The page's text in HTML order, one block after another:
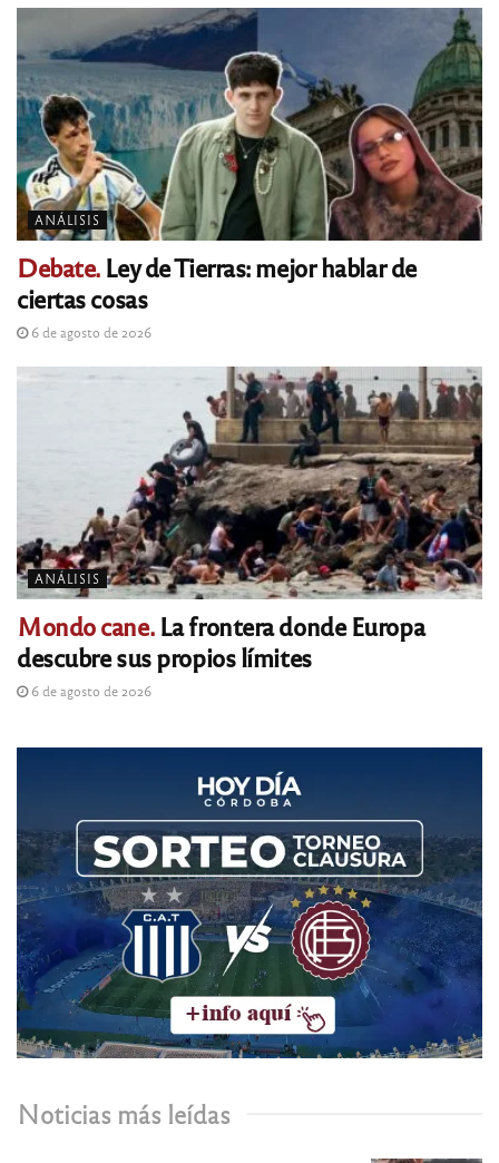
ANÁLISIS
Debate.Ley de Tierras: mejor hablar de
ciertas cosas
6 de agosto de 2026
ANÁLISIS
Mondo cane.La frontera donde Europa
descubre sus propios límites
6 de agosto de 2026
Noticias más leídas